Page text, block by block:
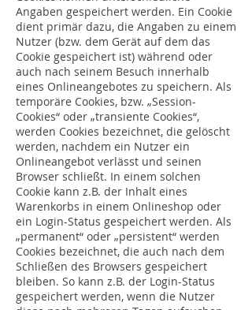
Angaben gespeichert werden. Ein Cookie
dient primär dazu, die Angaben zu einem
Nutzer (bzw. dem Gerät auf dem das
Cookie gespeichert ist) während oder
auch nach seinem Besuch innerhalb
eines Onlineangebotes zu speichern. Als
temporäre Cookies, bzw. „Session-
Cookies“ oder „transiente Cookies“,
werden Cookies bezeichnet, die gelöscht
werden, nachdem ein Nutzer ein
Onlineangebot verlässt und seinen
Browser schließt. In einem solchen
Cookie kann z.B. der Inhalt eines
Warenkorbs in einem Onlineshop oder
ein Login-Status gespeichert werden. Als
„permanent“ oder „persistent“ werden
Cookies bezeichnet, die auch nach dem
Schließen des Browsers gespeichert
bleiben. So kann z.B. der Login-Status
gespeichert werden, wenn die Nutzer